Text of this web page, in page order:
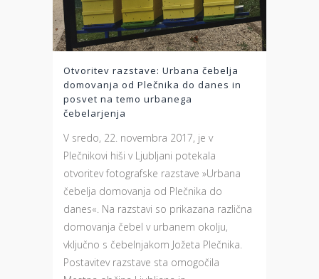
Otvoritev razstave: Urbana čebelja
domovanja od Plečnika do danes in
posvet na temo urbanega
čebelarjenja
V sredo, 22. novembra 2017, je v
Plečnikovi hiši v Ljubljani potekala
otvoritev fotografske razstave »Urbana
čebelja domovanja od Plečnika do
danes«. Na razstavi so prikazana različna
domovanja čebel v urbanem okolju,
vključno s čebelnjakom Jožeta Plečnika.
Postavitev razstave sta omogočila